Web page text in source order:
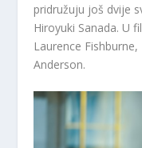
pridružuju još dvije
Hiroyuki Sanada. U
Laurence
Anderson.